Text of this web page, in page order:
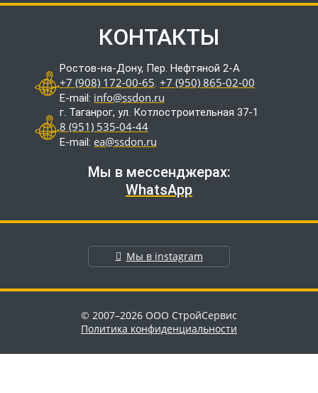
КОНТАКТЫ
Ростов-на-Дону, Пер. Нефтяной 2-А
+7 (908) 172-00-65. +7 (950) 865-02-00
E-mail: info@ssdon.ru
г. Таганрог, ул. Котлостроительная 37-1
8 (951) 535-04-44
E-mail: ea@ssdon.ru
Мы в мессенджерах:
WhatsApp
Мы в instagram
© 2007–2026 ООО СтройСервис
Политика конфиденциальности